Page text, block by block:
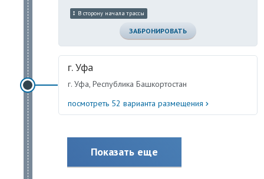
В сторону начала трассы
ЗАБРОНИРОВАТЬ
г. Уфа
г. Уфа, Республика Башкортостан
посмотреть 52 варианта размещения
Показать еще